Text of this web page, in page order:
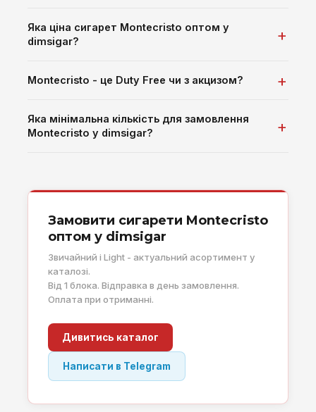
Яка ціна сигарет Montecristo оптом у
dimsigar?
Montecristo - це Duty Free чи з акцизом?
Яка мінімальна кількість для замовлення
Montecristo у dimsigar?
Замовити сигарети Montecristo
оптом у dimsigar
Звичайний і Light - актуальний асортимент у
каталозі.
Від 1 блока. Відправка в день замовлення.
Оплата при отриманні.
Дивитись каталог
Написати в Telegram